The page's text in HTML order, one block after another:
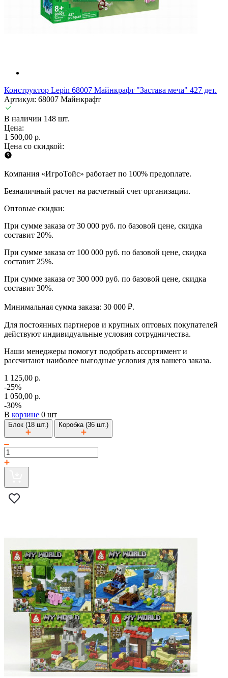
Конструктор Lepin 68007 Майнкрафт "Застава меча" 427 дет.
Артикул: 68007 Майнкрафт
В наличии 148 шт.
Цена:
1 500,00 р.
Цена со скидкой:
Компания «ИгроТойс» работает по 100% предоплате.
Безналичный расчет на расчетный счет организации.
Оптовые скидки:
При сумме заказа от 30 000 руб. по базовой цене, скидка
составит 20%.
При сумме заказа от 100 000 руб. по базовой цене, скидка
составит 25%.
При сумме заказа от 300 000 руб. по базовой цене, скидка
составит 30%.
Минимальная сумма заказа: 30 000 ₽.
Для постоянных партнеров и крупных оптовых покупателей
действуют индивидуальные условия сотрудничества.
Наши менеджеры помогут подобрать ассортимент и
рассчитают наиболее выгодные условия для вашего заказа.
1 125,00 р.
-25%
1 050,00 р.
-30%
В корзине 0 шт
Блок (18 шт.) Коробка (36 шт.)